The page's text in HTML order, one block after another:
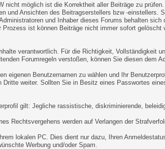
nicht möglich ist die Korrektheit aller Beiträge zu
und Ansichten des Beitragserstellers bzw -
und Inhaber dieses Forums behalten
ist können Beiträge nicht immer sofort
verantwortlich. Für die Richtigkeit, Vollständigkeit
Forumregeln verstoßen, können Sie diesen dem
eigenen Benutzernamen zu wählen und Ihr
weiter. Sollten Sie in Besitz eines Passwortes
gilt: Jegliche rassistische, diskriminierende,
Rechtsvergehens werden auf Verlangen der
lokalen PC. Dies dient nur dazu, Ihren
Werbung und/oder Spam.